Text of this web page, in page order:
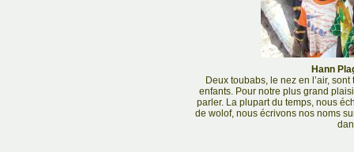
Hann
Deux toubabs, le nez en l’air,
enfants. Pour notre plus grand
parler. La plupart du temps, nous
de wolof, nous écrivons nos noms